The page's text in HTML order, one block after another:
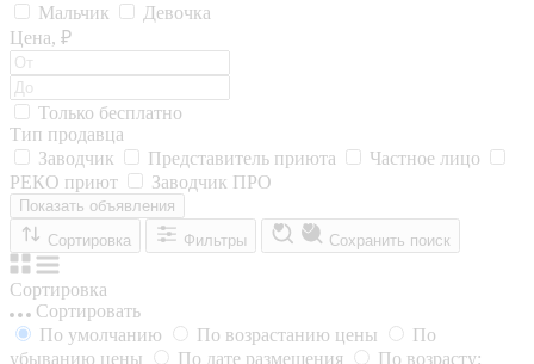
Мальчик
Девочка
Цена, ₽
Только бесплатно
Тип продавца
Заводчик
Представитель приюта
Частное лицо
РЕКО приют
Заводчик ПРО
Показать объявления
Сортировка
Фильтры Сохранить поиск
Сортировка
Сортировать
По умолчанию
По возрастанию цены
По
убыванию цены
По дате размещения
По возрасту: